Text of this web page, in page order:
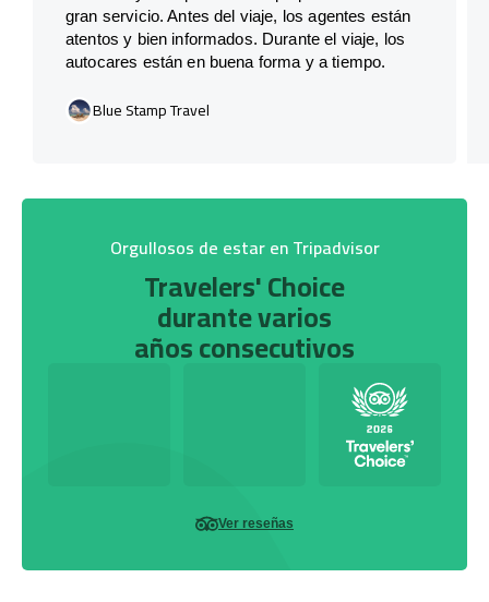
gran servicio. Antes del viaje, los agentes están
atentos y bien informados. Durante el viaje, los
autocares están en buena forma y a tiempo.
Blue Stamp Travel
Orgullosos de estar en Tripadvisor
Travelers' Choice
durante varios
años consecutivos
Ver reseñas